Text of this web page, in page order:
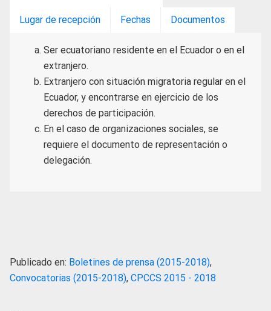
Lugar de recepción Fechas Documentos
Ser ecuatoriano residente en el Ecuador o en el
extranjero.
Extranjero con situación migratoria regular en el
Ecuador, y encontrarse en ejercicio de los
derechos de participación.
En el caso de organizaciones sociales, se
requiere el documento de representación o
delegación.
Publicado en: Boletines de prensa (2015-2018),
Convocatorias (2015-2018), CPCCS 2015 - 2018